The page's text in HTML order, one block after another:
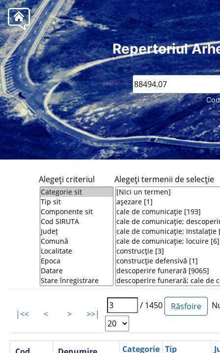
Repertoriul
Cod
Alegeţi criteriul Alegeţi termenii de selecţie
|<< < > >>|
/ 1450
Categorie Tip